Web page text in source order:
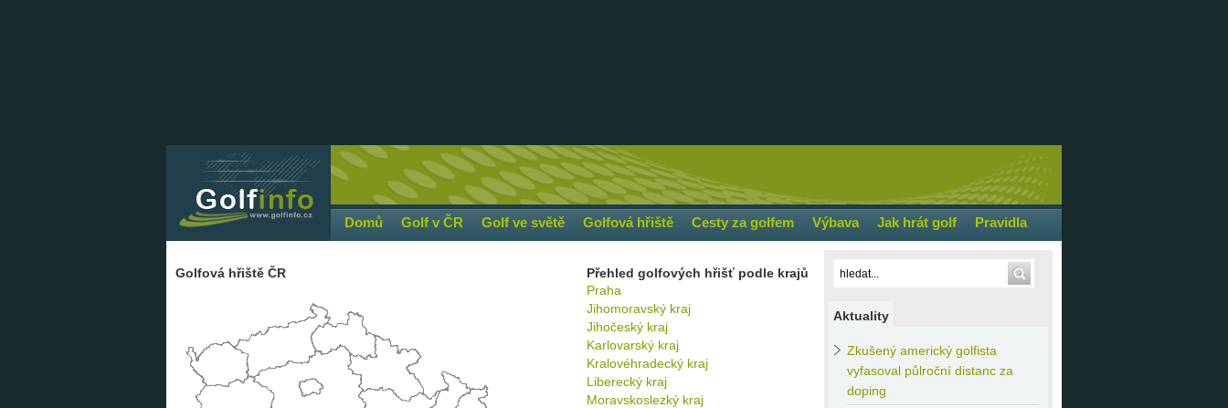
Domů Golf v ČR Golf ve světě Golfová hřiště Cesty za golfem Výbava Jak hrát golf Pravidla
Golfová hřiště ČR
Přehled golfových hřišť podle krajů
Praha
Jihomoravský kraj
Jihočeský kraj
Karlovarský kraj
Kralovéhradecký kraj
Liberecký kraj
Moravskoslezký kraj
Aktuality
Zkušený americký golfista
vyfasoval půlroční distanc za
doping